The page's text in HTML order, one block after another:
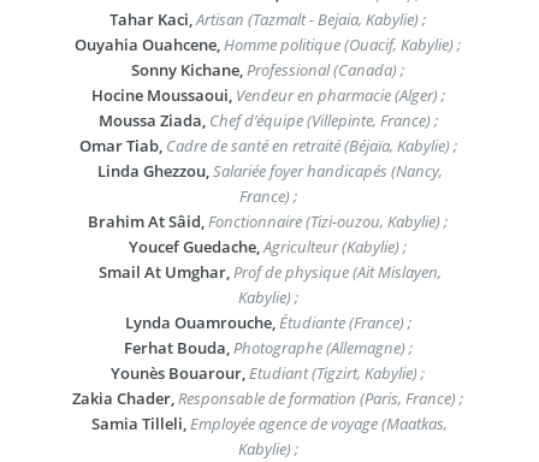
Tahar Kaci,Artisan (Tazmalt - Bejaia, Kabylie) ;
Ouyahia Ouahcene,Homme politique (Ouacif, Kabylie) ;
Sonny Kichane,Professional (Canada) ;
Hocine Moussaoui, Vendeur en pharmacie (Alger) ;
Moussa Ziada, Chef d’équipe (Villepinte, France) ;
Omar Tiab, Cadre de santé en retraité (Béjaïa, Kabylie) ;
Linda Ghezzou,Salariée foyer handicapés (Nancy,
France) ;
Brahim At Sâid,Fonctionnaire (Tizi-ouzou, Kabylie) ;
Youcef Guedache,Agriculteur (Kabylie) ;
Smail At Umghar,Prof de physique (Ait Mislayen,
Kabylie) ;
Lynda Ouamrouche,Étudiante (France) ;
Ferhat Bouda,Photographe (Allemagne) ;
Younès Bouarour,Etudiant (Tigzirt, Kabylie) ;
Zakia Chader,Responsable de formation (Paris, France) ;
Samia Tilleli,Employée agence de voyage (Maatkas,
Kabylie) ;